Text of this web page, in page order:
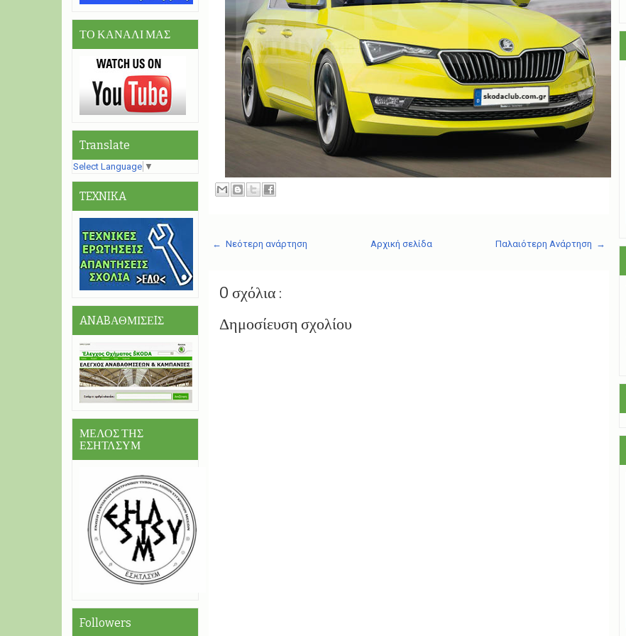
← Νεότερη ανάρτηση Παλαιότερη Ανάρτηση →
Αρχική σελίδα
0 σχόλια :
Δημοσίευση σχολίου
ΤΟ ΚΑΝΑΛΙ ΜΑΣ
Translate
Select Language ▼
TEXNIKA
ANABΑΘΜΙΣΕIΣ
ΜΕΛΟΣ ΤΗΣ
ΕΣΗΤΛΣΥΜ
Followers